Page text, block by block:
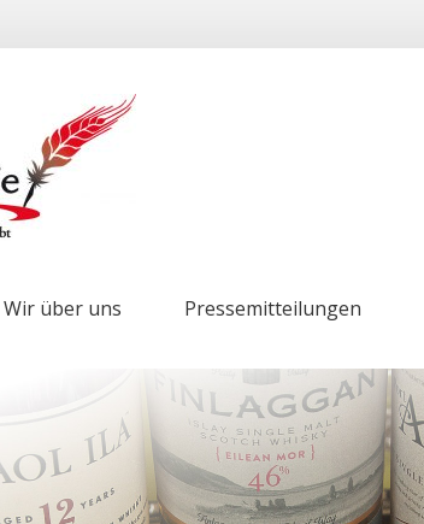
Wir über uns Pressemitteilungen